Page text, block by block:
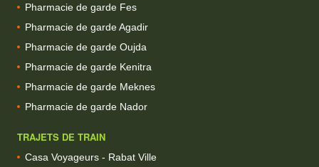
Pharmacie de garde Fes
Pharmacie de garde Agadir
Pharmacie de garde Oujda
Pharmacie de garde Kenitra
Pharmacie de garde Meknes
Pharmacie de garde Nador
TRAJETS DE TRAIN
Casa Voyageurs - Rabat Ville